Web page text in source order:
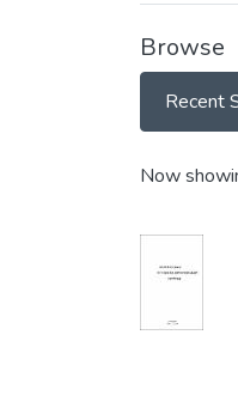
Browse
Recent
Now